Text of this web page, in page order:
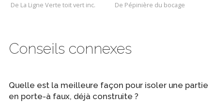
De La Ligne Verte toit vert inc.
De Pépinière du bocage
Conseils connexes
Quelle est la meilleure façon pour isoler une partie
en porte-à faux, déjà construite ?